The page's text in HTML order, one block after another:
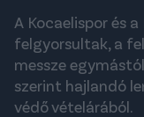
A Kocaelispor és
felgyorsultak, a
messze
szerint hajlandó
védő vételárából.